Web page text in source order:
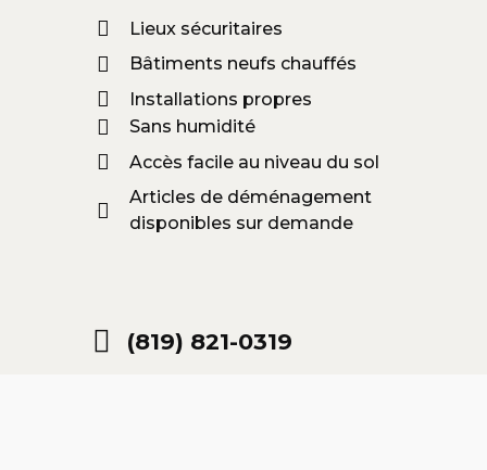
Lieux sécuritaires
Bâtiments neufs chauffés
Installations propres
Sans humidité
Accès facile au niveau du sol
Articles de déménagement
disponibles sur demande
(819) 821-0319